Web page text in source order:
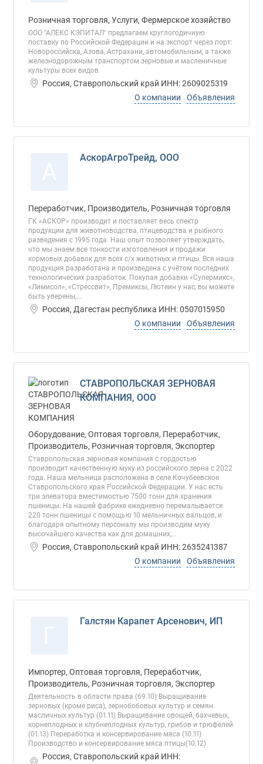
Розничная торговля, Услуги, Фермерское хозяйство
ООО "АЛЕКС КЭПИТАЛ" предлагаем круглогодичную
поставку по Российской Федерации и на экспорт через порт:
Новороссийска, Азова, Астрахани, автомобильным, а также
железнодорожным транспортом зерновые и масленичные
культуры всех видов.
Россия, Ставропольский край ИНН: 2609025319
О компании
Объявления
АскорАгроТрейд, ООО
Переработчик, Производитель, Розничная торговля
ГК «АСКОР» производит и поставляет весь спектр
продукции для животноводства, птицеводства и рыбного
разведения с 1995 года. Наш опыт позволяет утверждать,
что мы знаем все тонкости изготовления и продажи
кормовых добавок для всех с/х животных и птицы. Вся наша
продукция разработана и произведена с учётом последних
технологических разработок. Покупая добавки «Супермикс»,
«Лимисол», «Стрессвит», Премиксы, Лютеин у нас, вы можете
быть уверены,...
Россия, Дагестан республика ИНН: 0507015950
О компании
Объявления
СТАВРОПОЛЬСКАЯ ЗЕРНОВАЯ
КОМПАНИЯ, ООО
Оборудование, Оптовая торговля, Переработчик,
Производитель, Розничная торговля, Экспортер
Ставропольская зерновая компания с гордостью
производит качественную муку из российского зерна с 2022
года. Наша мельница расположена в селе Кочубеевское
Ставропольского края Российской Федерации. У нас есть
три элеватора вместимостью 7500 тонн для хранения
пшеницы. На нашей фабрике ежедневно перемалывается
220 тонн пшеницы с помощью 10 мельничных вальцов, и
благодаря опытному персоналу мы производим муку
высочайшего качества как для домашних,...
Россия, Ставропольский край ИНН: 2635241387
О компании
Объявления
Галстян Карапет Арсенович, ИП
Импортер, Оптовая торговля, Переработчик,
Производитель, Розничная торговля, Экспортер
Деятельность в области права (69.10) Выращивание
зерновых (кроме риса), зернобобовых культур и семян
масличных культур (01.11) Выращивание овощей, бахчевых,
корнеплодных и клубнеплодных культур, грибов и трюфелей
(01.13) Переработка и консервирование мяса (10.11)
Производство и консервирование мяса птицы(10.12)
Россия, Ставропольский край ИНН: